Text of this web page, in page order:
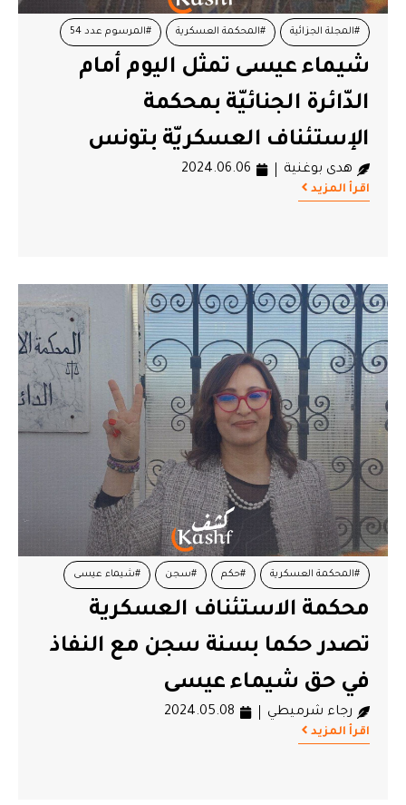
#المجلة الجزائية #المحكمة العسكرية #المرسوم عدد 54
#شيماء عيسى
شيماء عيسى تمثل اليوم أمام
الدّائرة الجنائيّة بمحكمة
الإستئناف العسكريّة بتونس
هدى بوغنية 2024.06.06
اقرأ المزيد
#المحكمة العسكرية #حكم #سجن #شيماء عيسى
محكمة الاستئناف العسكرية
تصدر حكما بسنة سجن مع النفاذ
في حق شيماء عيسى
رجاء شرميطي 2024.05.08
اقرأ المزيد